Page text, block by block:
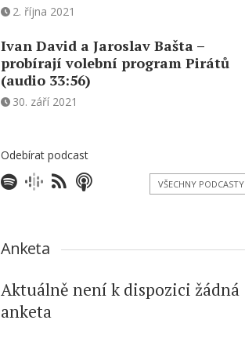
2. října 2021
Ivan David a Jaroslav Bašta –
probírají volební program Pirátů
(audio 33:56)
30. září 2021
Odebírat podcast
VŠECHNY PODCASTY
Anketa
Aktuálně není k dispozici žádná
anketa